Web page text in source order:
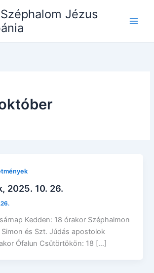
Jézus
2025. 10. 26.
Kedden: 18 órakor Széphalmon
és Szt. Júdás apostolok
Ófalun Csütörtökön: 18 […]